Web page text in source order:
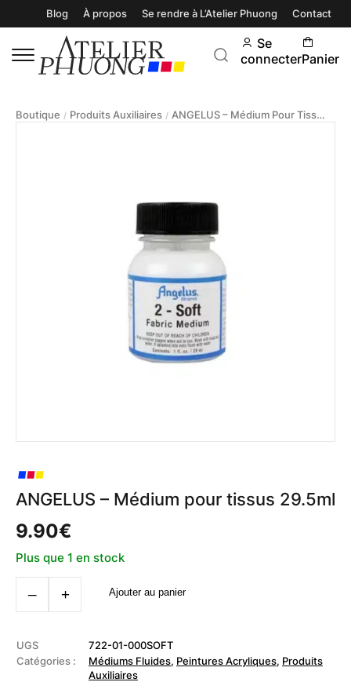
Blog À propos Se rendre à L’Atelier Phuong Contact
Se
connecterPanier
Boutique / Produits Auxiliaires / ANGELUS – Médium Pour Tissus 29.5ml
ANGELUS – Médium pour tissus 29.5ml
9.90€
Plus que 1 en stock
‒
quantité
de
pour
tissus
29.5ml
+ Ajouter au panier
UGS
722-01-000SOFT
Catégories :
Médiums Fluides, Peintures Acryliques, Produits
Auxiliaires